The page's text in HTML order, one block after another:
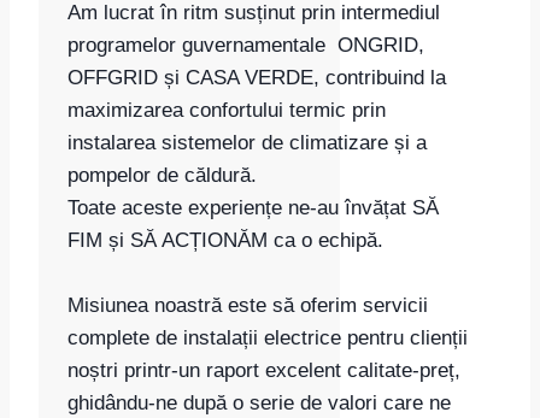
Am lucrat în ritm susținut prin intermediul
programelor guvernamentale ONGRID,
OFFGRID și CASA VERDE, contribuind la
maximizarea confortului termic prin
instalarea sistemelor de climatizare și a
pompelor de căldură.
Toate aceste experiențe ne-au învățat SĂ
FIM și SĂ ACȚIONĂM ca o echipă.
Misiunea noastră este să oferim servicii
complete de instalații electrice pentru clienții
noștri printr-un raport excelent calitate-preț,
ghidându-ne după o serie de valori care ne